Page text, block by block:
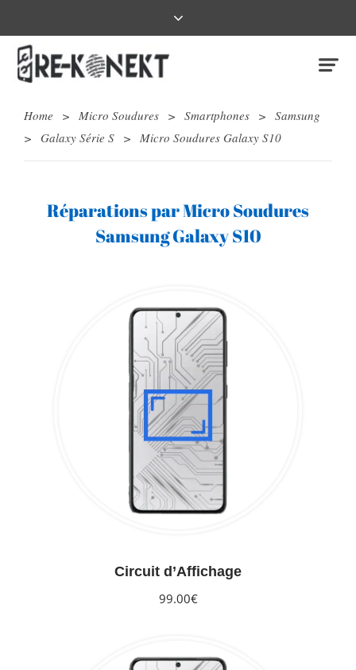
Home > Micro Soudures > Smartphones > Samsung
> Galaxy Série S > Micro Soudures Galaxy S10
Réparations par Micro Soudures
Samsung Galaxy S10
Circuit d’Affichage
99.00€